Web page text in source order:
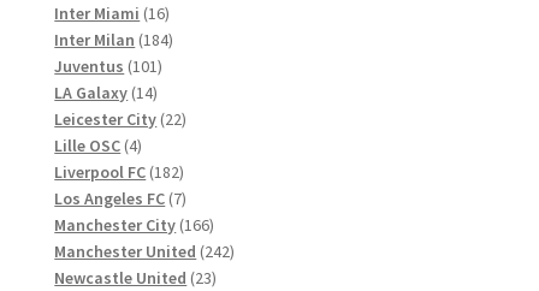
Inter Miami 1616
Produkte
Inter Milan 184184
Juventus 101101
LA Galaxy 1414
Produkte
Leicester City 2222
Lille OSC 44
Produkte
Liverpool FC 182182
Produkte
Los Angeles FC 77
Produkte
Manchester City 166166
Produkte
Manchester United 242242
Newcastle United 2323